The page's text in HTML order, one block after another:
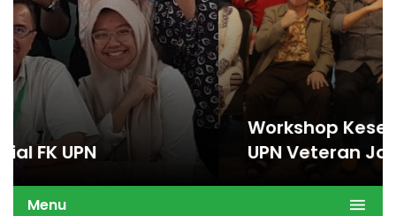
Workshop Kesehatan Matra FK
UPN Veteran Jakarta
Menu